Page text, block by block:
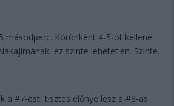
másodperc. Körönként 4-5-öt kellene
ez szinte lehetetlen. Szinte.
a #7-est, tisztes előnye lesz a #8-as